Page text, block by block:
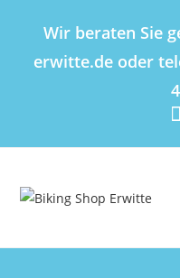
Wir beraten Sie
erwitte.de oder